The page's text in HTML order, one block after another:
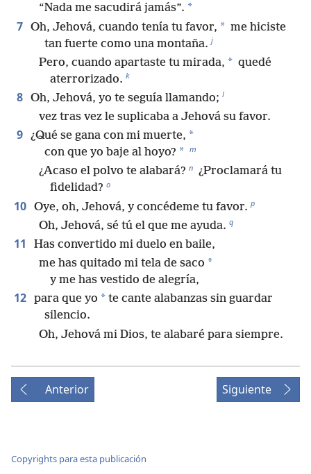
“Nada me sacudirá jamás”. *
7 Oh, Jehová, cuando tenía tu favor, * me hiciste
tan fuerte como una montaña. j
Pero, cuando apartaste tu mirada, * quedé
aterrorizado. k
8 Oh, Jehová, yo te seguía llamando; l
vez tras vez le suplicaba a Jehová su favor.
9 ¿Qué se gana con mi muerte, *
con que yo baje al hoyo? * m
¿Acaso el polvo te alabará? n ¿Proclamará tu
fidelidad? o
10 Oye, oh, Jehová, y concédeme tu favor. p
Oh, Jehová, sé tú el que me ayuda. q
11
Has convertido mi duelo en baile,
me has quitado mi tela de saco *
y me has vestido de alegría,
12 para que yo * te cante alabanzas sin guardar
silencio.
Oh, Jehová mi Dios, te alabaré para siempre.
Anterior Siguiente
Copyrights para esta publicación